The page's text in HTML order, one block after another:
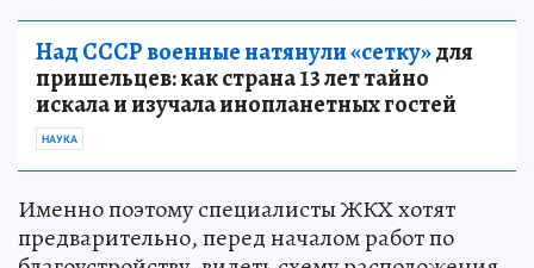
Над СССР военные натянули «сетку»для
пришельцев: как страна 13 лет тайно
искала и изучала инопланетных гостей
НАУКА
Именно поэтому специалисты ЖКХ хотят
предварительно, перед началом работ по